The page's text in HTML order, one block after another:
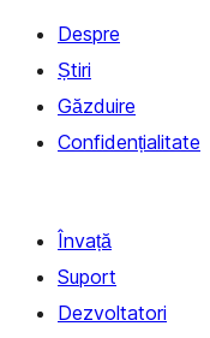
Despre
Știri
Găzduire
Confidențialitate
Învață
Suport
Dezvoltatori